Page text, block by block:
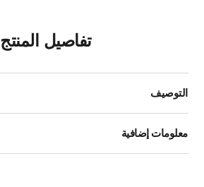
تفاصيل المنتج
التوصيف
معلومات إضافية